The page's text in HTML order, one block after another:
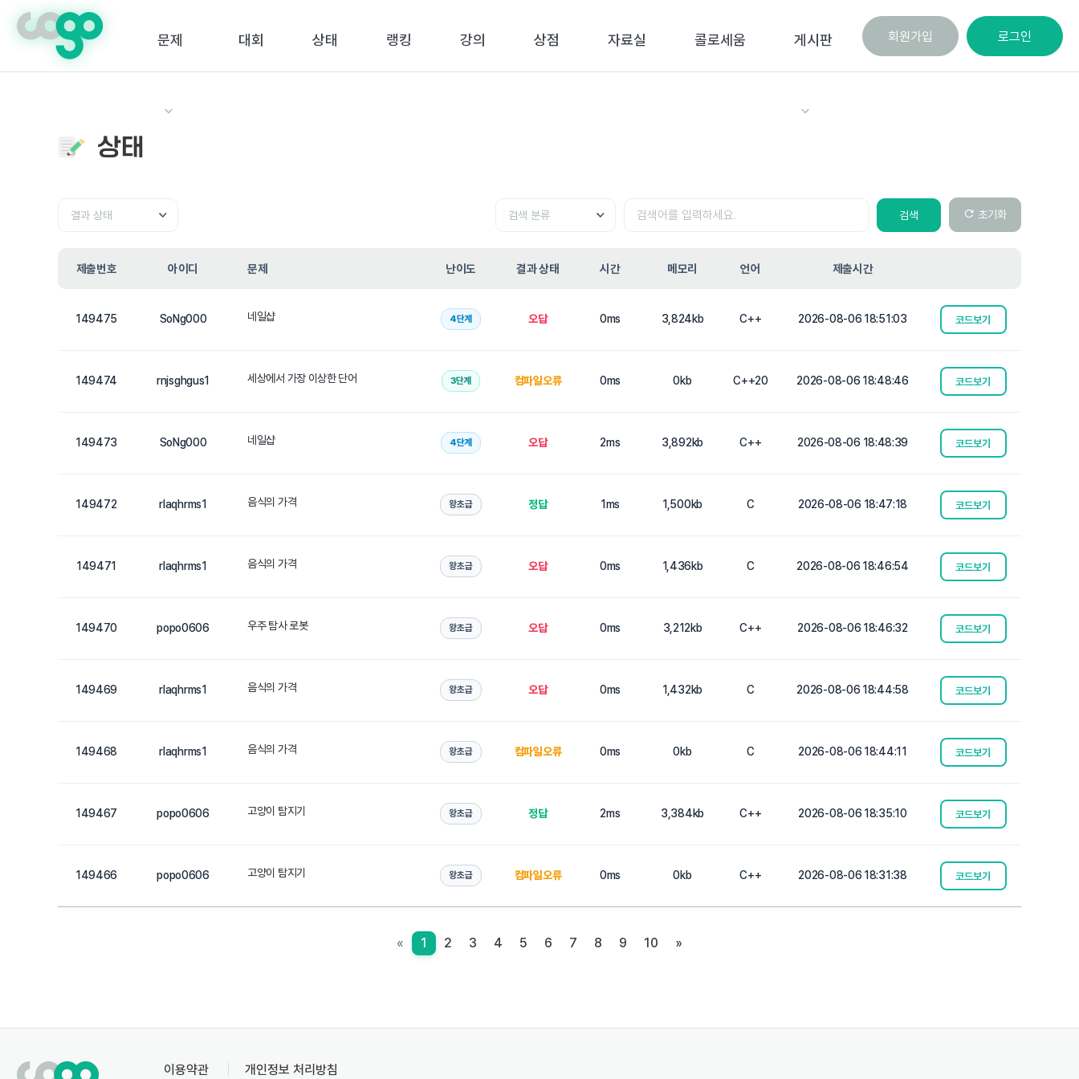
문제 대회 상태 랭킹 강의 상점 자료실 콜로세움 게시판 회원가입 로그인
상태
검색
초기화
제출번호 아이디 문제 난이도 결과 상태 시간 메모리 언어 제출시간
149475 SoNg000 네일샵 4단계 오답 0ms 3,824kb C++ 2026-08-06 18:51:03 코드보기
149474 rnjsghgus1 세상에서 가장 이상한 단어 3단계 컴파일오류 0ms 0kb C++20 2026-08-06 18:48:46 코드보기
149473 SoNg000 네일샵 4단계 오답 2ms 3,892kb C++ 2026-08-06 18:48:39 코드보기
149472 rlaqhrms1 음식의 가격 왕초급 정답 1ms 1,500kb C 2026-08-06 18:47:18 코드보기
149471 rlaqhrms1 음식의 가격 왕초급 오답 0ms 1,436kb C 2026-08-06 18:46:54 코드보기
149470 popo0606 우주 탐사 로봇 왕초급 오답 0ms 3,212kb C++ 2026-08-06 18:46:32 코드보기
149469 rlaqhrms1 음식의 가격 왕초급 오답 0ms 1,432kb C 2026-08-06 18:44:58 코드보기
149468 rlaqhrms1 음식의 가격 왕초급 컴파일오류 0ms 0kb C 2026-08-06 18:44:11 코드보기
149467 popo0606 고양이 탐지기 왕초급 정답 2ms 3,384kb C++ 2026-08-06 18:35:10 코드보기
149466 popo0606 고양이 탐지기 왕초급 컴파일오류 0ms 0kb C++ 2026-08-06 18:31:38 코드보기
« 1 2 3 4 5 6 7 8 9 10 »
이용약관 개인정보 처리방침